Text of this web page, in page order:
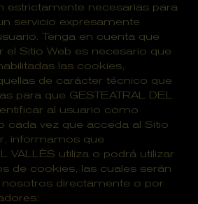
estrictamente necesarias para
servicio expresamente
Tenga en cuenta que
el Sitio Web es necesario que
las cookies,
de carácter técnico que
para que GESTEATRAL DEL
al usuario como
cada vez que acceda al Sitio
informamos que
VALLÈS utiliza o podrá utilizar
de cookies, las cuales serán
nosotros directamente o por